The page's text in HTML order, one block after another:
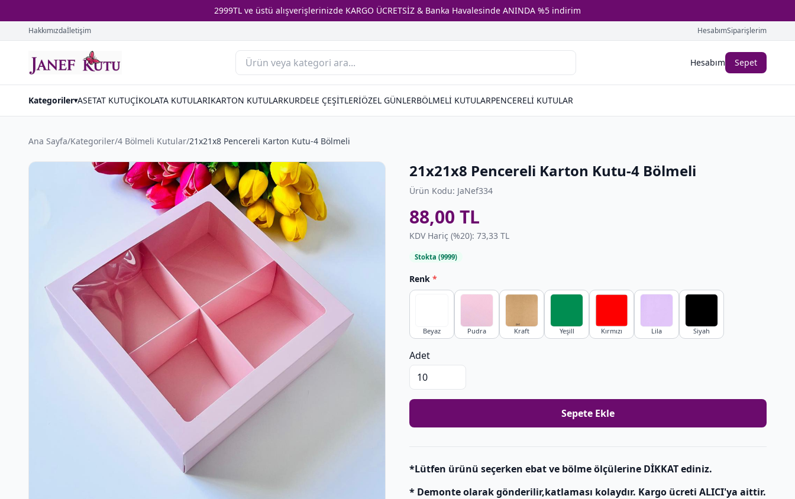
2999TL ve üstü alışverişlerinizde KARGO ÜCRETSİZ & Banka Havalesinde ANINDA %5 indirim
Hakkımızdaİletişim HesabımSiparişlerim
Hesabım Sepet
Kategoriler▾ASETAT KUTUÇİKOLATA KUTULARIKARTON KUTULARKURDELE ÇEŞİTLERİÖZEL GÜNLERBÖLMELİ KUTULARPENCERELİ KUTULAR
Ana Sayfa/Kategoriler/4 Bölmeli Kutular/21x21x8 Pencereli Karton Kutu-4 Bölmeli
21x21x8 Pencereli Karton Kutu-4 Bölmeli
Ürün Kodu: JaNef334
88,00 TL
KDV Hariç (%20): 73,33 TL
Stokta (9999)
Renk *
Beyaz Pudra Kraft Yeşill Kırmızı Lila Siyah
Adet
Sepete Ekle
*Lütfen ürünü seçerken ebat ve bölme ölçülerine DİKKAT ediniz.
* Demonte olarak gönderilir,katlaması kolaydır. Kargo ücreti ALICI'ya aittir.